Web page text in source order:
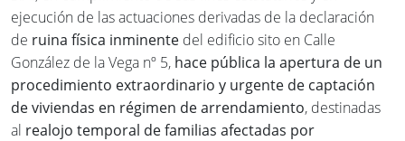
ejecución de las actuaciones derivadas de la declaración
de ruina física inminente del edificio sito en Calle
González de la Vega nº 5, hace pública la apertura de un
procedimiento extraordinario y urgente de captación
de viviendas en régimen de arrendamiento, destinadas
al realojo temporal de familias afectadas por